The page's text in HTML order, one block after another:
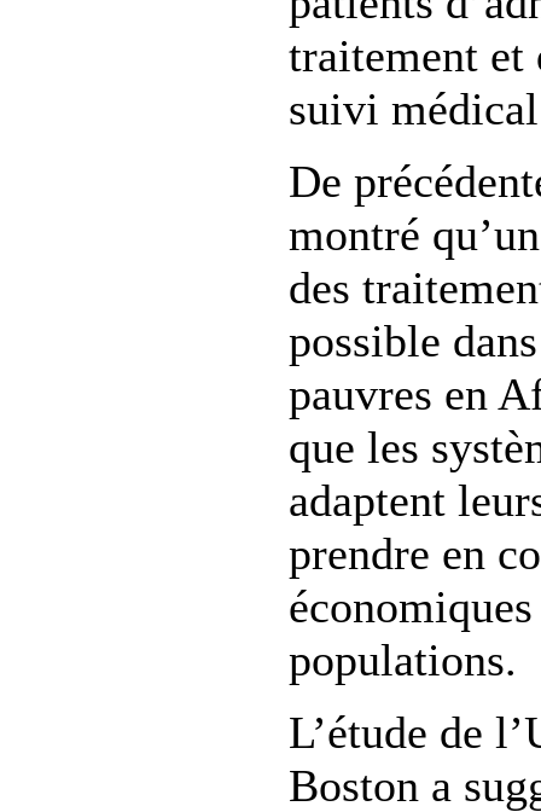
traitement et
suivi
De
montré
des
possible
pauvres en
que les
adaptent
prendre en
populations.
L’étude de
Boston a